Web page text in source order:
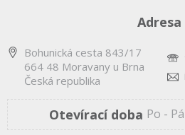
Adresa
Bohunická cesta 843/17
664 48 Moravany u Brna
Česká republika
Otevírací doba Po -